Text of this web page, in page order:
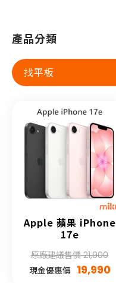
產品分類
找平板
Apple 蘋果 iPhone
17e
原廠建議售價 21,900
現金優惠價 19,990